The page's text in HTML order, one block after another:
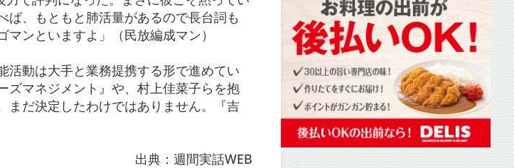
ば、もともと肺活量があるので長台詞も
ンといますよ」（民放編成マン）
活動は大手と業務提携する形で進めてい
ズマネジメント』や、村上佳菜子らを抱
まだ決定したわけではありません。『吉
出典：週間実話WEB